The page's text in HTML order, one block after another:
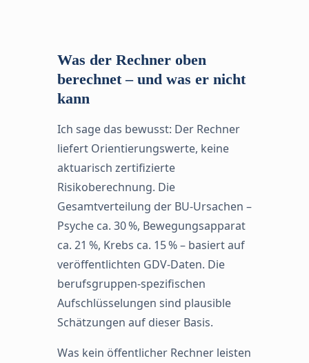
Was der Rechner oben
berechnet – und was er nicht
kann
Ich sage das bewusst: Der Rechner
liefert Orientierungswerte, keine
aktuarisch zertifizierte
Risikoberechnung. Die
Gesamtverteilung der BU-Ursachen –
Psyche ca. 30 %, Bewegungsapparat
ca. 21 %, Krebs ca. 15 % – basiert auf
veröffentlichten GDV-Daten. Die
berufsgruppen-spezifischen
Aufschlüsselungen sind plausible
Schätzungen auf dieser Basis.
Was kein öffentlicher Rechner leisten